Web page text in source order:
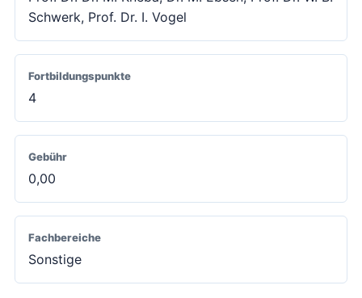
Schwerk, Prof. Dr. I. Vogel
Fortbildungspunkte
4
Gebühr
0,00
Fachbereiche
Sonstige